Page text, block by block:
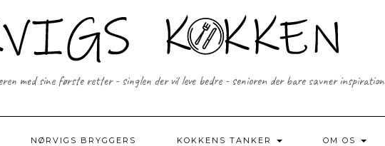
med sine første retter - singlen der vil leve bedre - senioren der bare savner inspiration
NØRVIGS BRYGGERS KOKKENS TANKER OM OS